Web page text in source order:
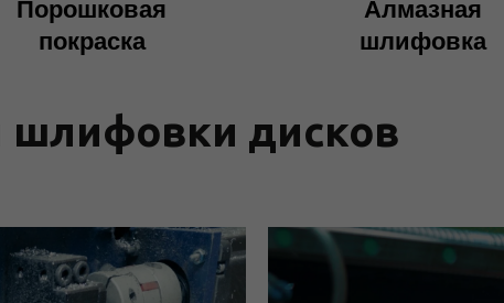
Порошковая
покраска
Алмазная
шлифовка
шлифовки дисков